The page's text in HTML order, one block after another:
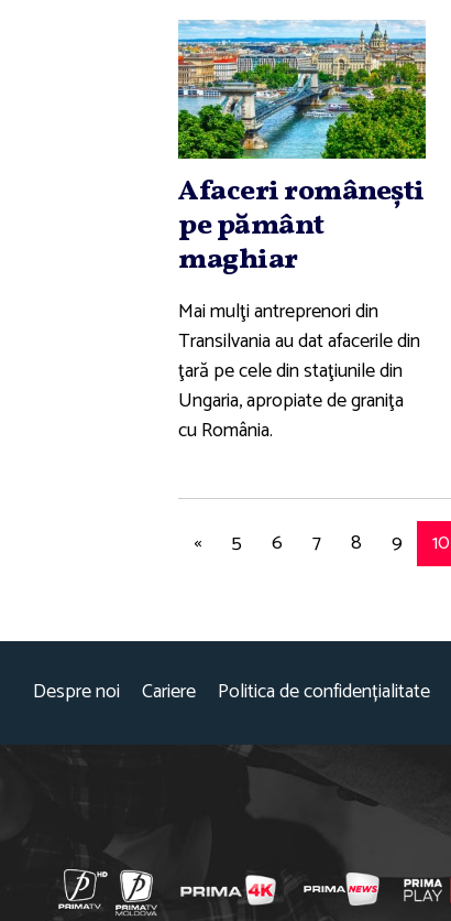
Afaceri româneşti
pe pământ
maghiar
Mai mulţi antreprenori din
Transilvania au dat afacerile din
ţară pe cele din staţiunile din
Ungaria, apropiate de graniţa
cu România.
« 5 6 7 8 9 10
Despre noi Cariere Politica de confidențialitate